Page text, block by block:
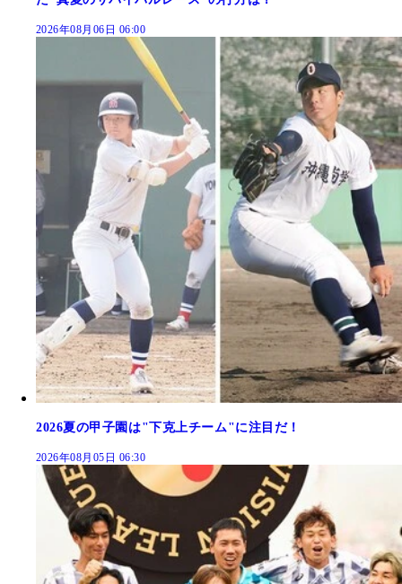
2026年08月06日 06:00
2026夏の甲子園は"下克上チーム"に注目だ！
2026年08月05日 06:30